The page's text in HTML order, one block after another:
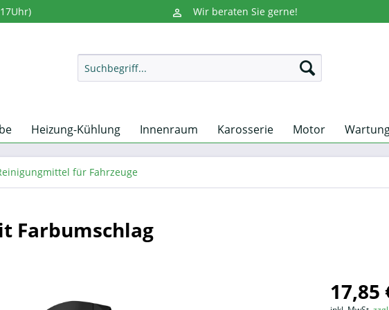
Wir beraten Sie gerne!
Heizung-Kühlung Innenraum Karosserie Motor
für Fahrzeuge
Farbumschlag
17,85